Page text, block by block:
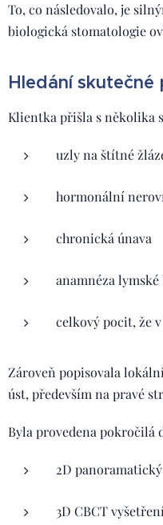
To, co následovalo, je
biologická stomatologie
Hledání skutečné
Klientka přišla s několika
uzly na štítné
hormonální
chronická únava
anamnéza
celkový pocit, že
Zároveň popisovala
úst, především na pravé
Byla provedena pokročilá
2D
3D CBCT